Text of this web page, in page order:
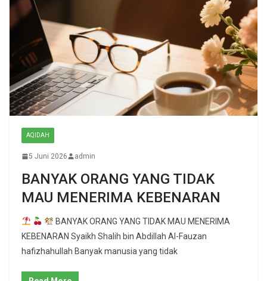
AQIDAH
5 Juni 2026 admin
BANYAK ORANG YANG TIDAK
MAU MENERIMA KEBENARAN
BANYAK ORANG YANG TIDAK MAU MENERIMA
KEBENARAN Syaikh Shalih bin Abdillah Al-Fauzan
hafizhahullah Banyak manusia yang tidak